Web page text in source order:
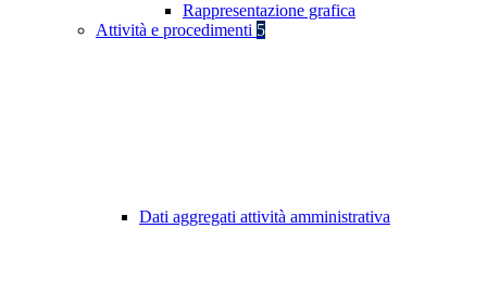
Rappresentazione grafica
Attività e procedimenti 5
Dati aggregati attività amministrativa